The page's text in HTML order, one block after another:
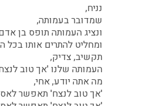
נניח,
שמדובר בעמותה,
ונציג העמותה תופס בן
ומחליט להתרים אותו בכל
תקשיב, צדיק,
העמותה שלנו 'אך טוב
מה אתה יודע, אחי,
'אך טוב לנצח' תאפשר